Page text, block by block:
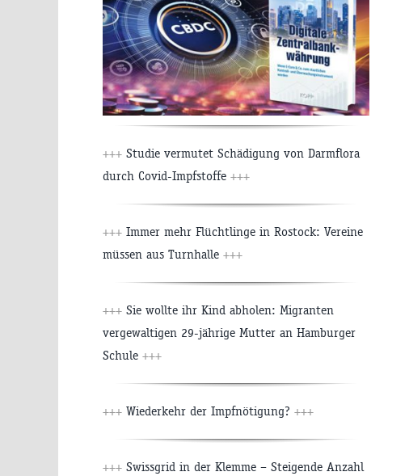
+++ Studie vermutet Schädigung von Darmflora
durch Covid-Impfstoffe +++
+++ Immer mehr Flüchtlinge in Rostock: Vereine
müssen aus Turnhalle +++
+++ Sie wollte ihr Kind abholen: Migranten
vergewaltigen 29-jährige Mutter an Hamburger
Schule +++
+++ Wiederkehr der Impfnötigung? +++
+++ Swissgrid in der Klemme – Steigende Anzahl